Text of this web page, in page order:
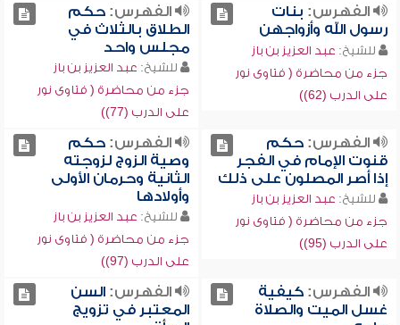
الفهرس: بنات
رسول الله وأزواجهن
للشيخ: عبد العزيز بن باز
جزء من محاضرة ( فتاوى نور
على الدرب (62))
الفهرس:حكم
الطلاق بالثلاث في
مجلس واحد
للشيخ: عبد العزيز بن باز
جزء من محاضرة ( فتاوى نور
على الدرب (77))
الفهرس:حكم
قنوت الإمام في الفجر
إذا أصر المصلون على ذلك
للشيخ: عبد العزيز بن باز
جزء من محاضرة ( فتاوى نور
على الدرب (95))
الفهرس:حكم
وصية الزوج لزوجته
الثانية وحرمان الأولى
وأولادها
للشيخ: عبد العزيز بن باز
جزء من محاضرة ( فتاوى نور
على الدرب (97))
الفهرس:كيفية
غسل الميت والصلاة
الفهرس:السن
المعتبر في تزويج